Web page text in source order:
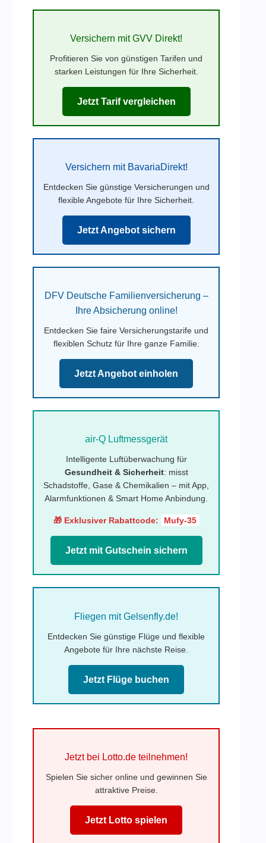
Versichern mit GVV Direkt!
Profitieren Sie von günstigen Tarifen und
starken Leistungen für Ihre Sicherheit.
Jetzt Tarif vergleichen
Versichern mit BavariaDirekt!
Entdecken Sie günstige Versicherungen und
flexible Angebote für Ihre Sicherheit.
Jetzt Angebot sichern
DFV Deutsche Familienversicherung –
Ihre Absicherung online!
Entdecken Sie faire Versicherungstarife und
flexiblen Schutz für Ihre ganze Familie.
Jetzt Angebot einholen
air-Q Luftmessgerät
Intelligente Luftüberwachung für
Gesundheit & Sicherheit: misst
Schadstoffe, Gase & Chemikalien – mit App,
Alarmfunktionen & Smart Home Anbindung.
🎁 Exklusiver Rabattcode: Mufy-35
Jetzt mit Gutschein sichern
Fliegen mit Gelsenfly.de!
Entdecken Sie günstige Flüge und flexible
Angebote für Ihre nächste Reise.
Jetzt Flüge buchen
Jetzt bei Lotto.de teilnehmen!
Spielen Sie sicher online und gewinnen Sie
attraktive Preise.
Jetzt Lotto spielen